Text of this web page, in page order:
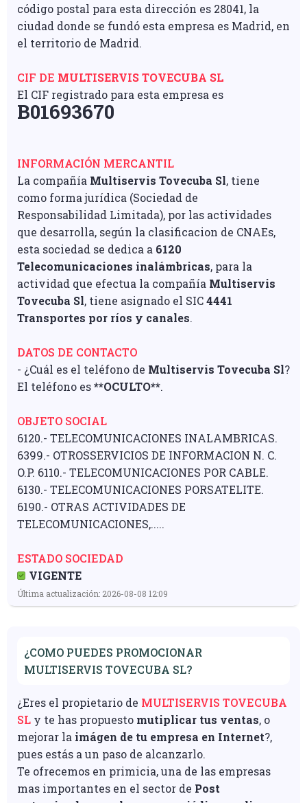
código postal para esta dirección es 28041, la
ciudad donde se fundó esta empresa es Madrid, en
el territorio de Madrid.
CIF DE MULTISERVIS TOVECUBA SL
El CIF registrado para esta empresa es
B01693670
INFORMACIÓN MERCANTIL
La compañía Multiservis Tovecuba Sl, tiene
como forma jurídica (Sociedad de
Responsabilidad Limitada), por las actividades
que desarrolla, según la clasificacion de CNAEs,
esta sociedad se dedica a 6120
Telecomunicaciones inalámbricas, para la
actividad que efectua la compañía Multiservis
Tovecuba Sl, tiene asignado el SIC4441
Transportes por ríos y canales.
DATOS DE CONTACTO
- ¿Cuál es el teléfono de Multiservis Tovecuba Sl?
El teléfono es**OCULTO**.
OBJETO SOCIAL
6120.- TELECOMUNICACIONES INALAMBRICAS.
6399.- OTROSSERVICIOS DE INFORMACION N. C.
O.P. 6110.- TELECOMUNICACIONES POR CABLE.
6130.- TELECOMUNICACIONES PORSATELITE.
6190.- OTRAS ACTIVIDADES DE
TELECOMUNICACIONES,.....
ESTADO SOCIEDAD
VIGENTE
Última actualización: 2026-08-08 12:09
¿COMO PUEDES PROMOCIONAR
MULTISERVIS TOVECUBA SL?
¿Eres el propietario de MULTISERVIS TOVECUBA
SL y te has propuesto mutiplicar tus ventas, o
mejorar la imágen de tu empresa en Internet?,
pues estás a un paso de alcanzarlo.
Te ofrecemos en primicia, una de las empresas
mas importantes en el sector de Post